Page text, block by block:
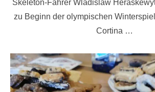
Skeleton-Fahrer Wladislaw
zu Beginn der olympischen
Cortina …